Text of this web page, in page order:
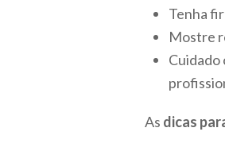
Tenha
Mostre
Cuidado
As dicas